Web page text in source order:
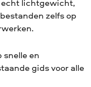
echt lichtgewicht,
zelfs op
snelle en
gids voor alle